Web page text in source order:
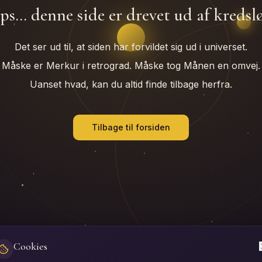
denne side er drevet ud af
Det ser ud til, at siden har forvildet sig ud i universet.
Måske er Merkur i retrograd. Måske tog Månen en omvej.
Uanset hvad, kan du altid finde tilbage herfra.
Tilbage til forsiden
Cookies